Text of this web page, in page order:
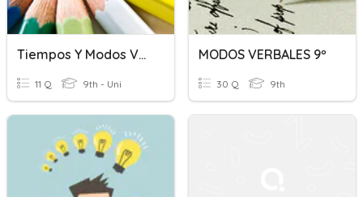
Tiempos Y Modos Verbales_1
11 Q 9th - Uni
MODOS VERBALES 9º
30 Q 9th